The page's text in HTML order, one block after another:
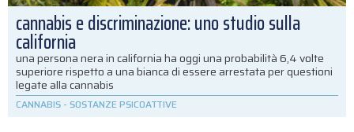
cannabis e discriminazione: uno studio sulla
california
una persona nera in california ha oggi una probabilità 6,4 volte
superiore rispetto a una bianca di essere arrestata per questioni
legate alla cannabis
CANNABIS - SOSTANZE PSICOATTIVE